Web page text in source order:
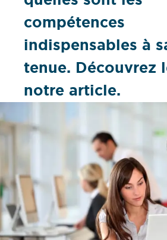
compétences
indispensables à
tenue. Découvrez
notre article.